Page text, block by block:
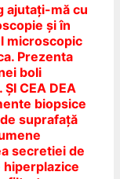
ajutați-mă cu
și în
microscopic
Prezenta
boli
CEA DEA
biopsice
suprafață
secretiei de
hiperplazice